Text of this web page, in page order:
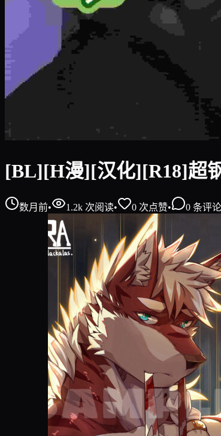
[BL][H漫][汉化][R18]超
数月前• 1.2k 次阅读• 0 次点赞• 0 条评论